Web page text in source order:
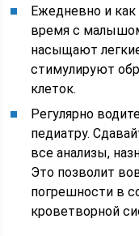
Ежедневно и
время с
насыщают
стимулируют
клеток.
Регулярно
педиатру.
все анализы,
Это позволит
погрешности в
кроветворной